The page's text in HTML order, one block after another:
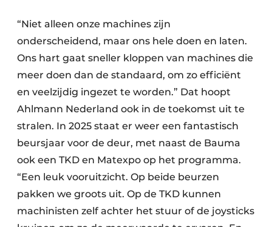
“Niet alleen onze machines zijn
onderscheidend, maar ons hele doen en laten.
Ons hart gaat sneller kloppen van machines die
meer doen dan de standaard, om zo efficiënt
en veelzijdig ingezet te worden.” Dat hoopt
Ahlmann Nederland ook in de toekomst uit te
stralen. In 2025 staat er weer een fantastisch
beursjaar voor de deur, met naast de Bauma
ook een TKD en Matexpo op het programma.
“Een leuk vooruitzicht. Op beide beurzen
pakken we groots uit. Op de TKD kunnen
machinisten zelf achter het stuur of de joysticks